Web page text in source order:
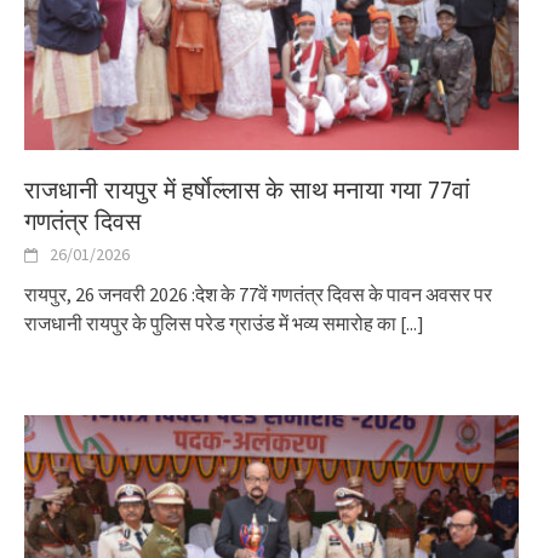
राजधानी रायपुर में हर्षाेल्लास के साथ मनाया गया 77वां
गणतंत्र दिवस
26/01/2026
रायपुर, 26 जनवरी 2026 :देश के 77वें गणतंत्र दिवस के पावन अवसर पर
राजधानी रायपुर के पुलिस परेड ग्राउंड में भव्य समारोह का [...]